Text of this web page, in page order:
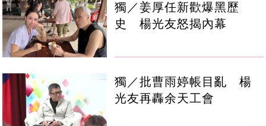
獨／姜厚任新歡爆黑歷
史 楊光友怒揭內幕
獨／批曹雨婷帳目亂 楊
光友再轟余天工會